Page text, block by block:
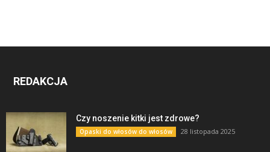
REDAKCJA
Czy noszenie kitki jest zdrowe?
Opaski do włosów do włosów 28 listopada 2025